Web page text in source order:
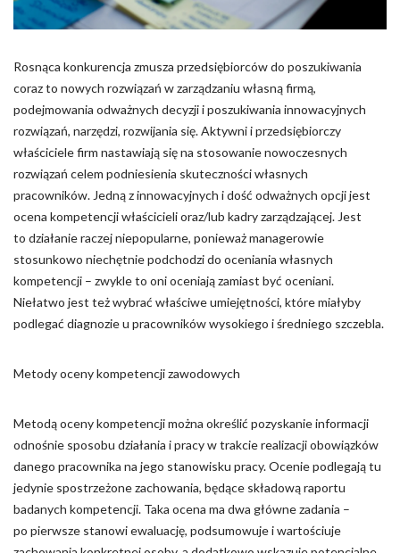
Rosnąca konkurencja zmusza przedsiębiorców do poszukiwania
coraz to nowych rozwiązań w zarządzaniu własną firmą,
podejmowania odważnych decyzji i poszukiwania innowacyjnych
rozwiązań, narzędzi, rozwijania się. Aktywni i przedsiębiorczy
właściciele firm nastawiają się na stosowanie nowoczesnych
rozwiązań celem podniesienia skuteczności własnych
pracowników. Jedną z innowacyjnych i dość odważnych opcji jest
ocena kompetencji właścicieli oraz/lub kadry zarządzającej. Jest
to działanie raczej niepopularne, ponieważ managerowie
stosunkowo niechętnie podchodzi do oceniania własnych
kompetencji – zwykle to oni oceniają zamiast być oceniani.
Niełatwo jest też wybrać właściwe umiejętności, które miałyby
podlegać diagnozie u pracowników wysokiego i średniego szczebla.
Metody oceny kompetencji zawodowych
Metodą oceny kompetencji można określić pozyskanie informacji
odnośnie sposobu działania i pracy w trakcie realizacji obowiązków
danego pracownika na jego stanowisku pracy. Ocenie podlegają tu
jedynie spostrzeżone zachowania, będące składową raportu
badanych kompetencji. Taka ocena ma dwa główne zadania –
po pierwsze stanowi ewaluację, podsumowuje i wartościuje
zapamiętanie informacji, które zmieniają wygląd lub
Statystyka
Statystyczne pliki cookie pomagają właścicielem stron
internetowych zrozumieć, w jaki sposób różni użytkownicy
zachowują się na stronie, gromadząc i zgłaszając anonimowe
informacje.
Marketing
Marketingowe pliki cookie stosowane są w celu śledzenia
użytkowników na stronach internetowych. Celem jest
wyświetlanie reklam, które są istotne i interesujące dla
poszczególnych użytkowników i tym samym bardziej cenne dla
Nieklasyfikowane pliki cookie, to pliki, które są w procesie
klasyfikowania, wraz z dostawcami poszczególnych ciasteczek.
Zapisz moje preferencje